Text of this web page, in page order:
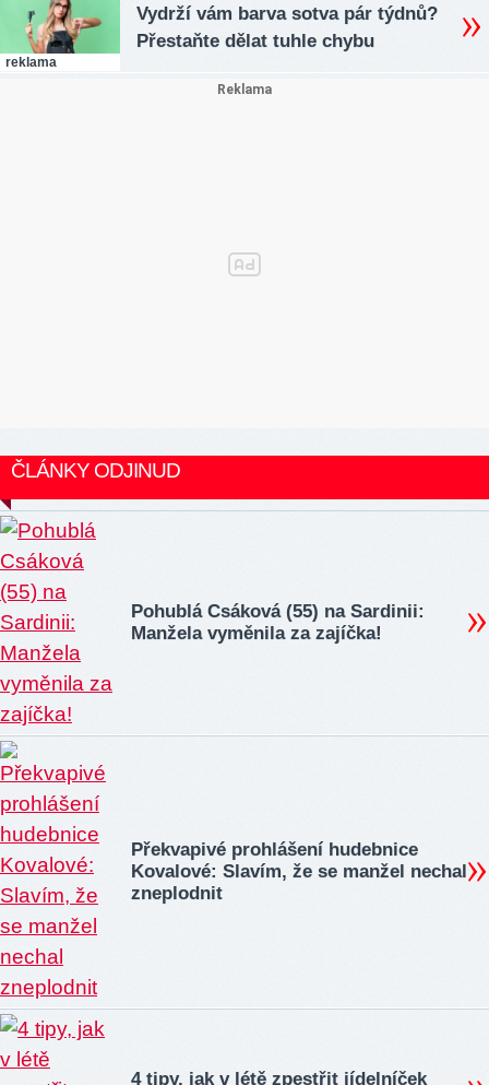
reklama
Vydrží vám barva sotva pár týdnů?
Přestaňte dělat tuhle chybu
ČLÁNKY ODJINUD
Pohublá Csáková (55) na Sardinii:
Manžela vyměnila za zajíčka!
Překvapivé prohlášení hudebnice
Kovalové: Slavím, že se manžel nechal
zneplodnit
4 tipy, jak v létě zpestřit jídelníček